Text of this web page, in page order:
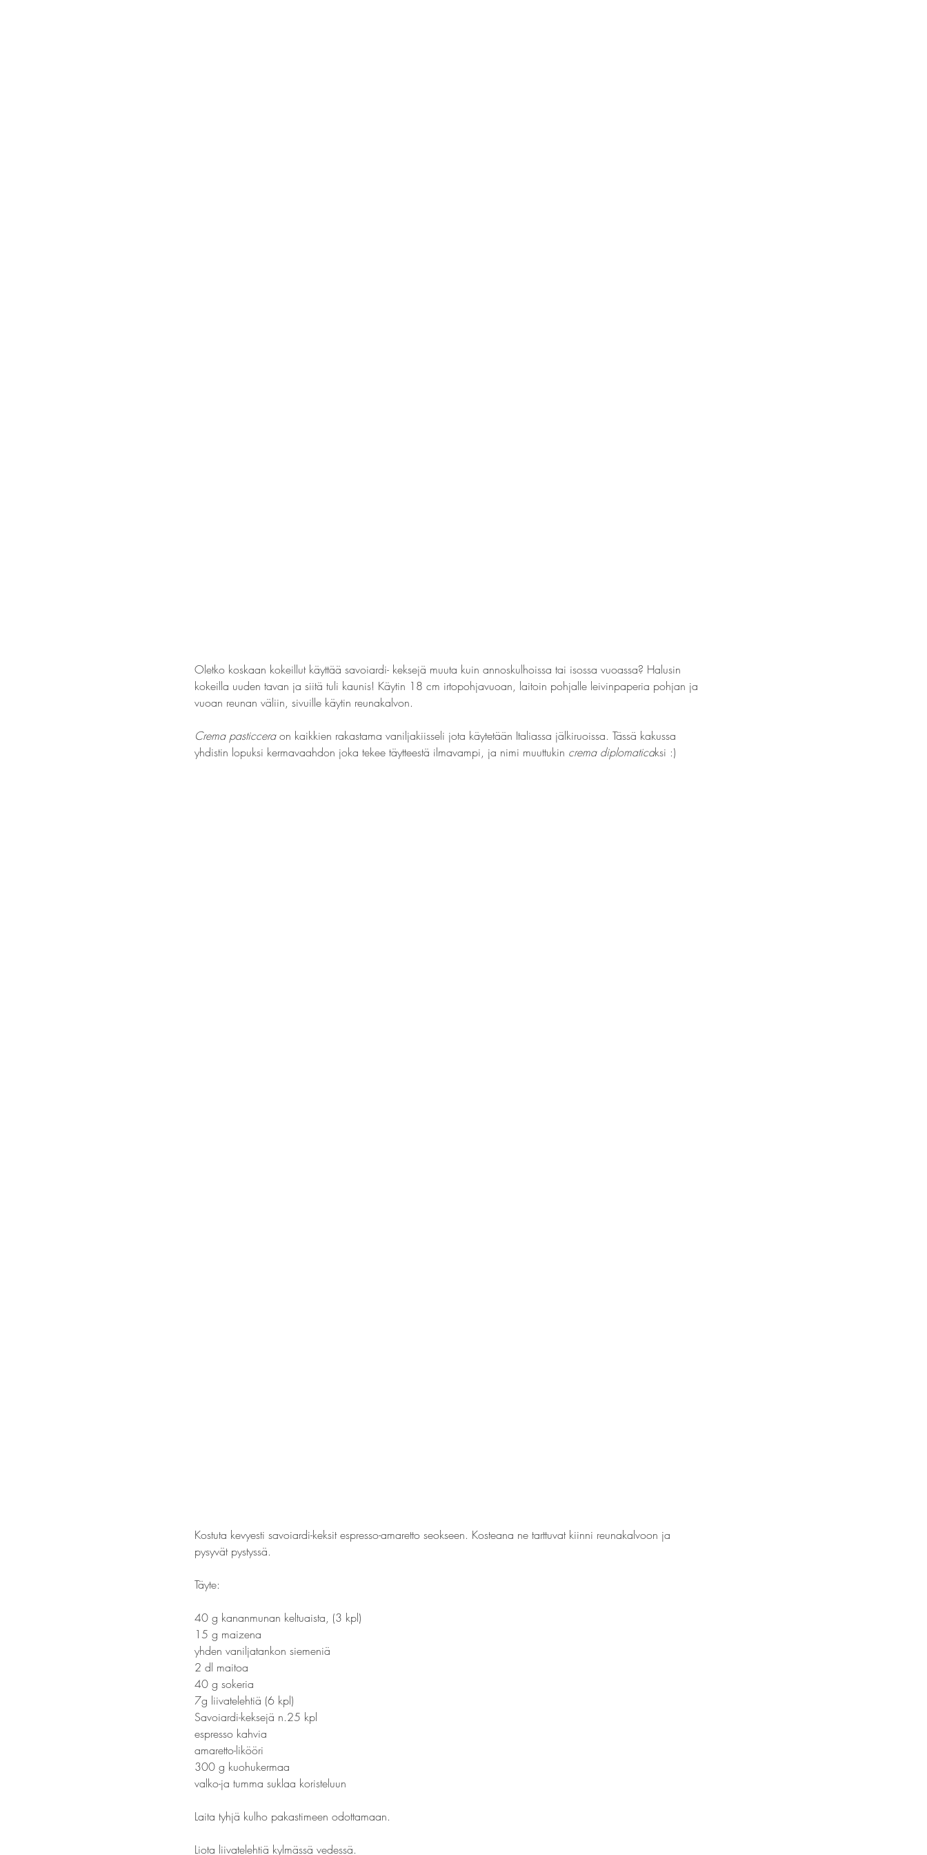
Oletko koskaan kokeillut käyttää savoiardi- keksejä muuta kuin annoskulhoissa tai isossa vuoassa? Halusin
kokeilla uuden tavan ja siitä tuli kaunis! Käytin 18 cm irtopohjavuoan, laitoin pohjalle leivinpaperia pohjan ja
vuoan reunan väliin, sivuille käytin reunakalvon.
Crema pasticcera on kaikkien rakastama vaniljakiisseli jota käytetään Italiassa jälkiruoissa. Tässä kakussa
yhdistin lopuksi kermavaahdon joka tekee täytteestä ilmavampi, ja nimi muuttukin crema diplomaticaksi :)
Kostuta kevyesti savoiardi-keksit espresso-amaretto seokseen. Kosteana ne tarttuvat kiinni reunakalvoon ja
pysyvät pystyssä.
Täyte:
40 g kananmunan keltuaista, (3 kpl)
15 g maizena
yhden vaniljatankon siemeniä
2 dl maitoa
40 g sokeria
7g liivatelehtiä (6 kpl)
Savoiardi-keksejä n.25 kpl
espresso kahvia
amaretto-likööri
300 g kuohukermaa
valko-ja tumma suklaa koristeluun
Laita tyhjä kulho pakastimeen odottamaan.
Liota liivatelehtiä kylmässä vedessä.